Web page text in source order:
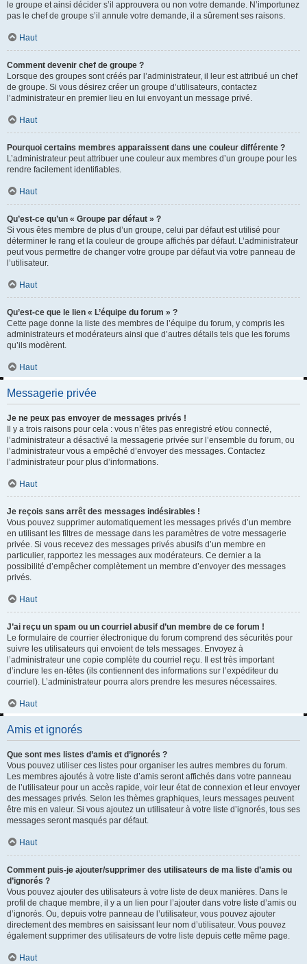
le groupe et ainsi décider s’il approuvera ou non votre demande. N’importunez
pas le chef de groupe s’il annule votre demande, il a sûrement ses raisons.
Haut
Comment devenir chef de groupe ?
Lorsque des groupes sont créés par l’administrateur, il leur est attribué un chef
de groupe. Si vous désirez créer un groupe d’utilisateurs, contactez
l’administrateur en premier lieu en lui envoyant un message privé.
Haut
Pourquoi certains membres apparaissent dans une couleur différente ?
L’administrateur peut attribuer une couleur aux membres d’un groupe pour les
rendre facilement identifiables.
Haut
Qu’est-ce qu’un « Groupe par défaut » ?
Si vous êtes membre de plus d’un groupe, celui par défaut est utilisé pour
déterminer le rang et la couleur de groupe affichés par défaut. L’administrateur
peut vous permettre de changer votre groupe par défaut via votre panneau de
l’utilisateur.
Haut
Qu’est-ce que le lien « L’équipe du forum » ?
Cette page donne la liste des membres de l’équipe du forum, y compris les
administrateurs et modérateurs ainsi que d’autres détails tels que les forums
qu’ils modèrent.
Haut
Messagerie privée
Je ne peux pas envoyer de messages privés !
Il y a trois raisons pour cela : vous n’êtes pas enregistré et/ou connecté,
l’administrateur a désactivé la messagerie privée sur l’ensemble du forum, ou
l’administrateur vous a empêché d’envoyer des messages. Contactez
l’administrateur pour plus d’informations.
Haut
Je reçois sans arrêt des messages indésirables !
Vous pouvez supprimer automatiquement les messages privés d’un membre
en utilisant les filtres de message dans les paramètres de votre messagerie
privée. Si vous recevez des messages privés abusifs d’un membre en
particulier, rapportez les messages aux modérateurs. Ce dernier a la
possibilité d’empêcher complètement un membre d’envoyer des messages
privés.
Haut
J’ai reçu un spam ou un courriel abusif d’un membre de ce forum !
Le formulaire de courrier électronique du forum comprend des sécurités pour
suivre les utilisateurs qui envoient de tels messages. Envoyez à
l’administrateur une copie complète du courriel reçu. Il est très important
d’inclure les en-têtes (ils contiennent des informations sur l’expéditeur du
courriel). L’administrateur pourra alors prendre les mesures nécessaires.
Haut
Amis et ignorés
Que sont mes listes d’amis et d’ignorés ?
Vous pouvez utiliser ces listes pour organiser les autres membres du forum.
Les membres ajoutés à votre liste d’amis seront affichés dans votre panneau
de l’utilisateur pour un accès rapide, voir leur état de connexion et leur envoyer
des messages privés. Selon les thèmes graphiques, leurs messages peuvent
être mis en valeur. Si vous ajoutez un utilisateur à votre liste d’ignorés, tous ses
messages seront masqués par défaut.
Haut
Comment puis-je ajouter/supprimer des utilisateurs de ma liste d’amis ou
d’ignorés ?
Vous pouvez ajouter des utilisateurs à votre liste de deux manières. Dans le
profil de chaque membre, il y a un lien pour l’ajouter dans votre liste d’amis ou
d’ignorés. Ou, depuis votre panneau de l’utilisateur, vous pouvez ajouter
directement des membres en saisissant leur nom d’utilisateur. Vous pouvez
également supprimer des utilisateurs de votre liste depuis cette même page.
Haut